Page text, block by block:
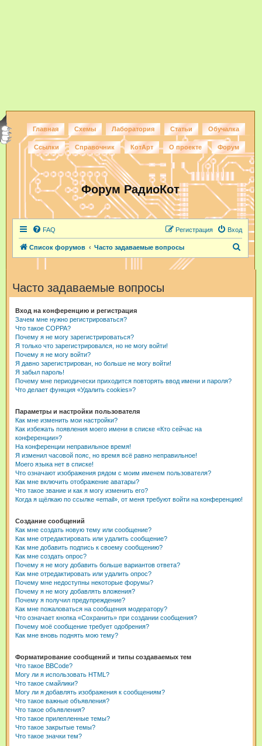
Главная Схемы Лаборатория Статьи Обучалка
Ссылки Справочник КотАрт О проекте Форум
Форум РадиоКот
FAQ Вход
Регистрация
Список форумов Часто задаваемые вопросы
Часто задаваемые вопросы
Вход на конференцию и регистрация
Зачем мне нужно регистрироваться?
Что такое COPPA?
Почему я не могу зарегистрироваться?
Я только что зарегистрировался, но не могу войти!
Почему я не могу войти?
Я давно зарегистрирован, но больше не могу войти!
Я забыл пароль!
Почему мне периодически приходится повторять ввод имени и пароля?
Что делает функция «Удалить cookies»?
Параметры и настройки пользователя
Как мне изменить мои настройки?
Как избежать появления моего имени в списке «Кто сейчас на
конференции»?
На конференции неправильное время!
Я изменил часовой пояс, но время всё равно неправильное!
Моего языка нет в списке!
Что означают изображения рядом с моим именем пользователя?
Как мне включить отображение аватары?
Что такое звание и как я могу изменить его?
Когда я щёлкаю по ссылке «email», от меня требуют войти на конференцию!
Создание сообщений
Как мне создать новую тему или сообщение?
Как мне отредактировать или удалить сообщение?
Как мне добавить подпись к своему сообщению?
Как мне создать опрос?
Почему я не могу добавить больше вариантов ответа?
Как мне отредактировать или удалить опрос?
Почему мне недоступны некоторые форумы?
Почему я не могу добавлять вложения?
Почему я получил предупреждение?
Как мне пожаловаться на сообщения модератору?
Что означает кнопка «Сохранить» при создании сообщения?
Почему моё сообщение требует одобрения?
Как мне вновь поднять мою тему?
Форматирование сообщений и типы создаваемых тем
Что такое BBCode?
Могу ли я использовать HTML?
Что такое смайлики?
Могу ли я добавлять изображения к сообщениям?
Что такое важные объявления?
Что такое объявления?
Что такое прилепленные темы?
Что такое закрытые темы?
Что такое значки тем?